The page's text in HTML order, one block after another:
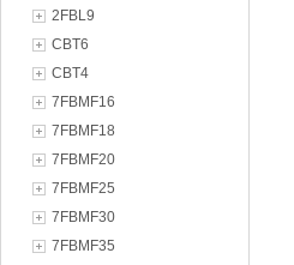
2FBL9
CBT6
CBT4
7FBMF16
7FBMF18
7FBMF20
7FBMF25
7FBMF30
7FBMF35